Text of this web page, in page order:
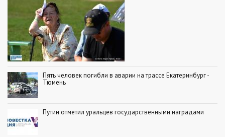
Пять человек погибли в аварии на трассе Екатеринбург -
Тюмень
Путин отметил уральцев государственными наградами